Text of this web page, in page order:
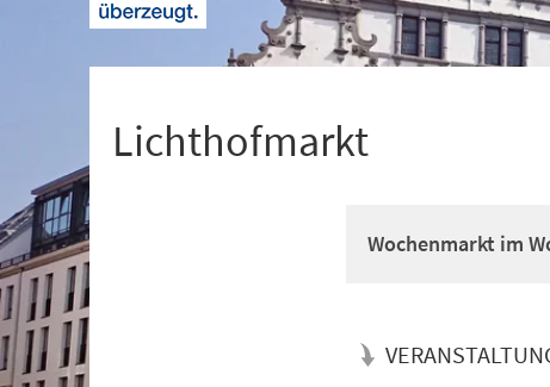
Lichthofmarkt
Wochenmarkt im